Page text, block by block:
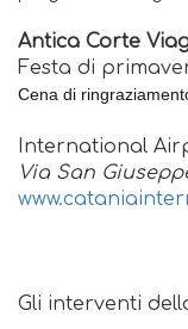
Antica Corte
Festa di
Cena di
International
Via San
Gli interventi